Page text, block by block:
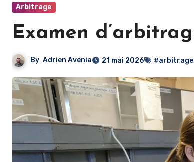
Arbitrage
Examen
By Adrien Avenia 21 mai 2026 #arbitrage